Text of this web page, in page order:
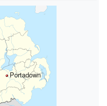
Portadown